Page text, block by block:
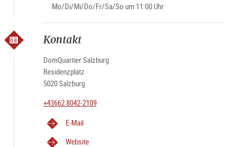
Mo/Di/Mi/Do/Fr/Sa/So um 11:00 Uhr
Kontakt
DomQuartier Salzburg
Residenzplatz
5020 Salzburg
+43662 8042-2109
E-Mail
Website